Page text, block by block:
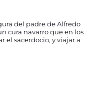
del padre de Alfredo
cura navarro que en los
el sacerdocio, y viajar a